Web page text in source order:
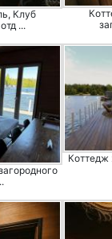
Клуб
...
Коттедж